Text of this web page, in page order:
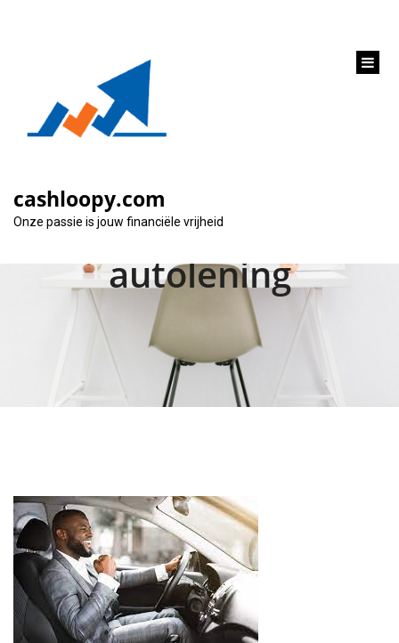
cashloopy.com
Onze passie is jouw financiële vrijheid
Financier jouw
droomauto met de
BNP Paribas
autolening